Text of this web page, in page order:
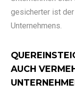
gesicherter ist
Unternehmens.
AUCH